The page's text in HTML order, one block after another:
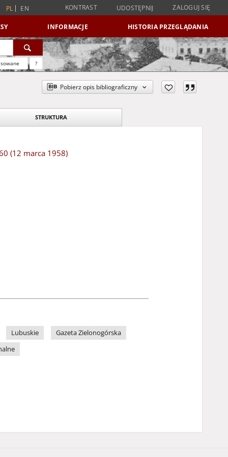
PL EN KONTRAST UDOSTĘPNIJ ZALOGUJ SIĘ
INFORMACJE HISTORIA PRZEGLĄDANIA
?
Pobierz opis bibliograficzny
STRUKTURA
(12 marca 1958)
Lubuskie
Gazeta Zielonogórska